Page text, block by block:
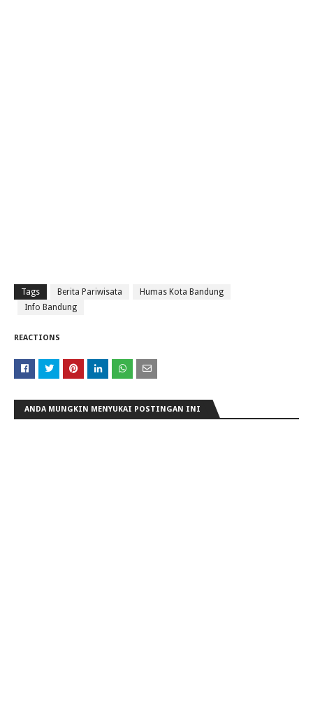
Tags Berita Pariwisata
Humas Kota Bandung
Info Bandung
REACTIONS
ANDA MUNGKIN MENYUKAI POSTINGAN INI